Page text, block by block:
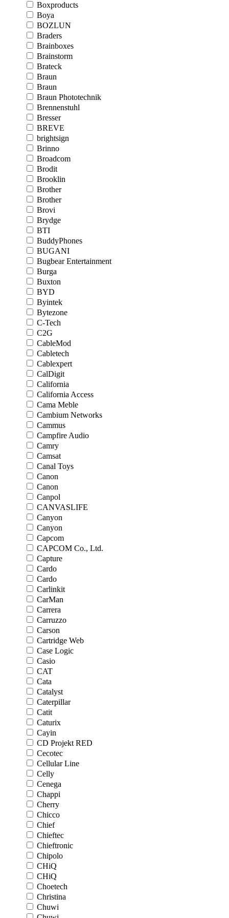
Boxproducts
Boya
BOZLUN
Braders
Brainboxes
Brainstorm
Brateck
Braun
Braun
Braun Phototechnik
Brennenstuhl
Bresser
BREVE
brightsign
Brinno
Broadcom
Brodit
Brooklin
Brother
Brother
Brovi
Brydge
BTI
BuddyPhones
BUGANI
Bugbear Entertainment
Burga
Buxton
BYD
Byintek
Bytezone
C-Tech
C2G
CableMod
Cabletech
Cablexpert
CalDigit
California
California Access
Cama Meble
Cambium Networks
Cammus
Campfire Audio
Camry
Camsat
Canal Toys
Canon
Canon
Canpol
CANVASLIFE
Canyon
Canyon
Capcom
CAPCOM Co., Ltd.
Capture
Cardo
Cardo
Carlinkit
CarMan
Carrera
Carruzzo
Carson
Cartridge Web
Case Logic
Casio
CAT
Cata
Catalyst
Caterpillar
Catit
Caturix
Cayin
CD Projekt RED
Cecotec
Cellular Line
Celly
Cenega
Chappi
Cherry
Chicco
Chief
Chieftec
Chieftronic
Chipolo
CHiQ
CHiQ
Choetech
Christina
Chuwi